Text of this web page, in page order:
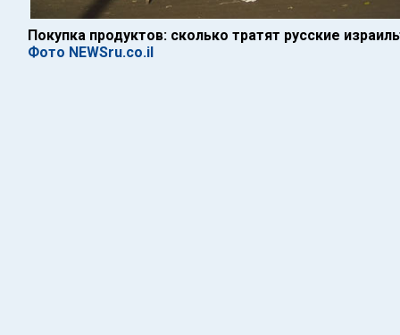
Покупка продуктов: сколько тратят русские
Фото NEWSru.co.il